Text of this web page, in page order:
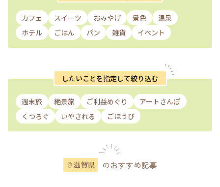
カフェ スイーツ おみやげ 景色
温泉
ホテル
ごはん パン 雑貨 イベント
したいことを指定して絞り込む
週末旅 絶景旅 ご利益めぐり
アートさんぽ
くつろぐ
いやされる ごほうび
滋賀県 のおすすめ記事